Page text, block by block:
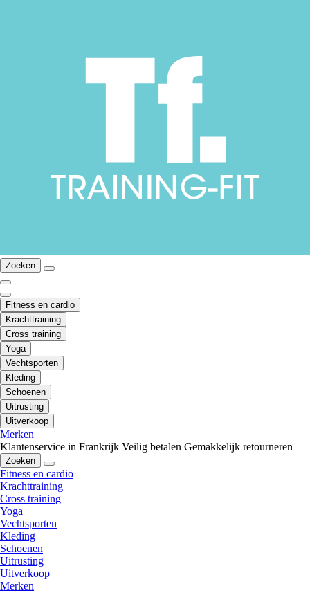
Zoeken
Fitness en cardio
Krachttraining
Cross training
Yoga
Vechtsporten
Kleding
Schoenen
Uitrusting
Uitverkoop
Merken
Klantenservice in Frankrijk Veilig betalen Gemakkelijk retourneren
Zoeken
Fitness en cardio
Krachttraining
Cross training
Yoga
Vechtsporten
Kleding
Schoenen
Uitrusting
Uitverkoop
Merken